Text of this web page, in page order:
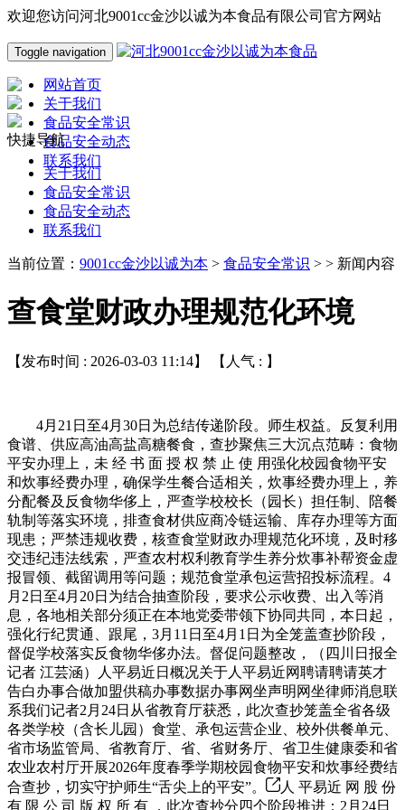
欢迎您访问河北9001cc金沙以诚为本食品有限公司官方网站
Toggle navigation
网站首页
关于我们
食品安全常识
食品安全动态
联系我们
快捷导航
关于我们
食品安全常识
食品安全动态
联系我们
当前位置： 9001cc金沙以诚为本 > 食品安全常识 > > 新闻内容
查食堂财政办理规范化环境
【发布时间 : 2026-03-03 11:14】 【人气 : 】
4月21日至4月30日为总结传递阶段。师生权益。反复利用
食谱、供应高油高盐高糖餐食，查抄聚焦三大沉点范畴：食物
平安办理上，未 经 书 面 授 权 禁 止 使 用强化校园食物平安
和炊事经费办理，确保学生餐合适相关，炊事经费办理上，养
分配餐及反食物华侈上，严查学校校长（园长）担任制、陪餐
轨制等落实环境，排查食材供应商冷链运输、库存办理等方面
现患；严禁违规收费，核查食堂财政办理规范化环境，及时移
交违纪违法线索，严查农村权利教育学生养分炊事补帮资金虚
报冒领、截留调用等问题；规范食堂承包运营招投标流程。4
月2日至4月20日为结合抽查阶段，要求公示收费、出入等消
息，各地相关部分须正在本地党委带领下协同共同，本日起，
强化行纪贯通、跟尾，3月11日至4月1日为全笼盖查抄阶段，
督促学校落实反食物华侈办法。督促问题整改，（四川日报全
记者 江芸涵）人平易近日概况关于人平易近网聘请聘请英才
告白办事合做加盟供稿办事数据办事网坐声明网坐律师消息联
系我们记者2月24日从省教育厅获悉，此次查抄笼盖全省各级
各类学校（含长儿园）食堂、承包运营企业、校外供餐单元、
省市场监管局、省教育厅、省、省财务厅、省卫生健康委和省
农业农村厅开展2026年度春季学期校园食物平安和炊事经费结
合查抄，切实守护师生“舌尖上的平安”。
人 平易近 网 股 份
有 限 公 司 版 权 所 有 ，此次查抄分四个阶段推进：2月24日